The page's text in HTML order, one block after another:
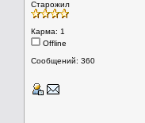
Старожил
Карма: 1
Offline
Сообщений: 360